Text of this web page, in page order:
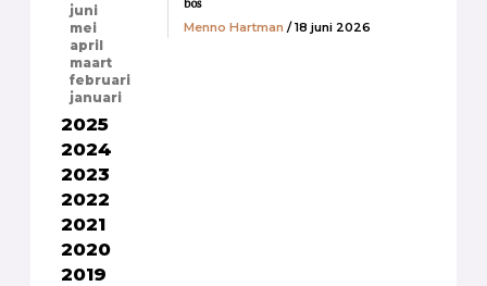
juni
mei
april
maart
februari
januari
2025
2024
2023
2022
2021
2020
2019
Menno Hartman / 18 juni 2026